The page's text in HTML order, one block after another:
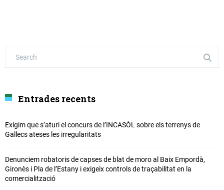
Entrades recents
Exigim que s’aturi el concurs de l’INCASÒL sobre els terrenys de
Gallecs ateses les irregularitats
Denunciem robatoris de capses de blat de moro al Baix Empordà,
Gironès i Pla de l’Estany i exigeix controls de traçabilitat en la
comercialització